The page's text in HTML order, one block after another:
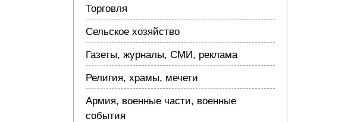
Торговля
Сельское хозяйство
Газеты, журналы, СМИ, реклама
Религия, храмы, мечети
Армия, военные части, военные
события